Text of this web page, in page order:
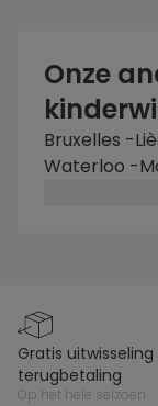
Onze
Bruxelles -
Waterloo -
gratis uitwisseling en
terugbetaling
op het hele seizoen